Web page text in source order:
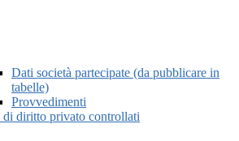
Dati società partecipate (da pubblicare in
tabelle)
Provvedimenti
di diritto privato controllati